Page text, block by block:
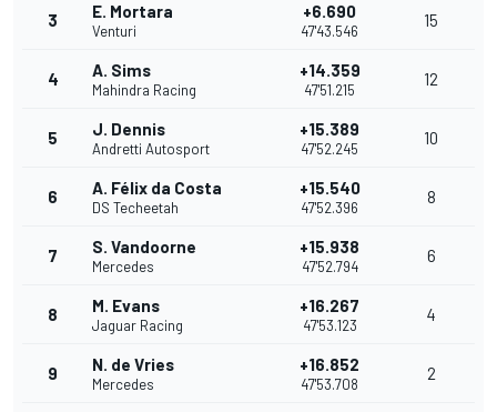
3 E. Mortara
Venturi
+6.690
47'43.546
15
4 A. Sims
Mahindra Racing
+14.359
47'51.215
12
5 J. Dennis
Andretti Autosport
+15.389
47'52.245
10
6 A. Félix da Costa
DS Techeetah
+15.540
47'52.396
8
7 S. Vandoorne
Mercedes
+15.938
47'52.794
6
8 M. Evans
Jaguar Racing
+16.267
47'53.123
4
9 N. de Vries
Mercedes
+16.852
47'53.708
2